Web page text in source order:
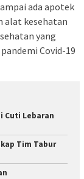
ada apotek
alat kesehatan
yang
Covid-19
Cuti Lebaran
Tim Tabur